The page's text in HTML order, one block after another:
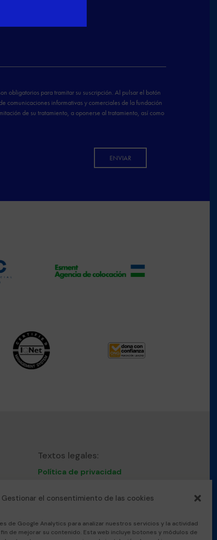
Gestionar el consentimiento de las cookies
de Google Analytics para analizar nuestros servicios y la actividad
de mejorar su contenido. Esta web incluye botones y módulos de
Textos legales:
Política de privacidad
Política de cookies